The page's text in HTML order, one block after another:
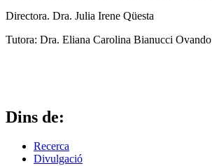
Directora. Dra. Julia Irene Qüesta
Tutora: Dra. Eliana Carolina Bianucci Ovando
Dins de:
Recerca
Divulgació